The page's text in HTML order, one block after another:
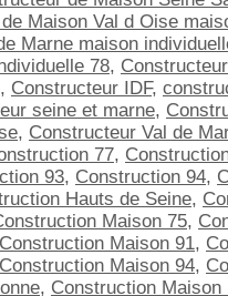
Maison Val d Oise
Marne maison
78,
, Constructeur IDF,
seine et marne,
, Constructeur Val de
77,
93, Construction 94,
Hauts de Seine,
Maison 75,
Construction Maison 91,
Construction Maison 94,
, Construction Maison